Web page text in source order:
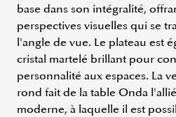
base dans son intégralité,
perspectives visuelles qui se
l'angle de vue. Le plateau est
cristal martelé brillant pour
personnalité aux espaces. La
rond fait de la table Onda
moderne, à laquelle il est